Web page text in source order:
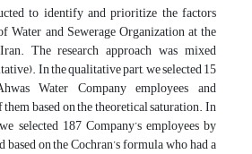
to identify and prioritize the factors
and Sewerage Organization at the
The research approach was mixed
In the qualitative part, we selected 15
Water Company employees and
based on the theoretical saturation. In
selected 187 Company’s employees by
on the Cochran’s formula who had a